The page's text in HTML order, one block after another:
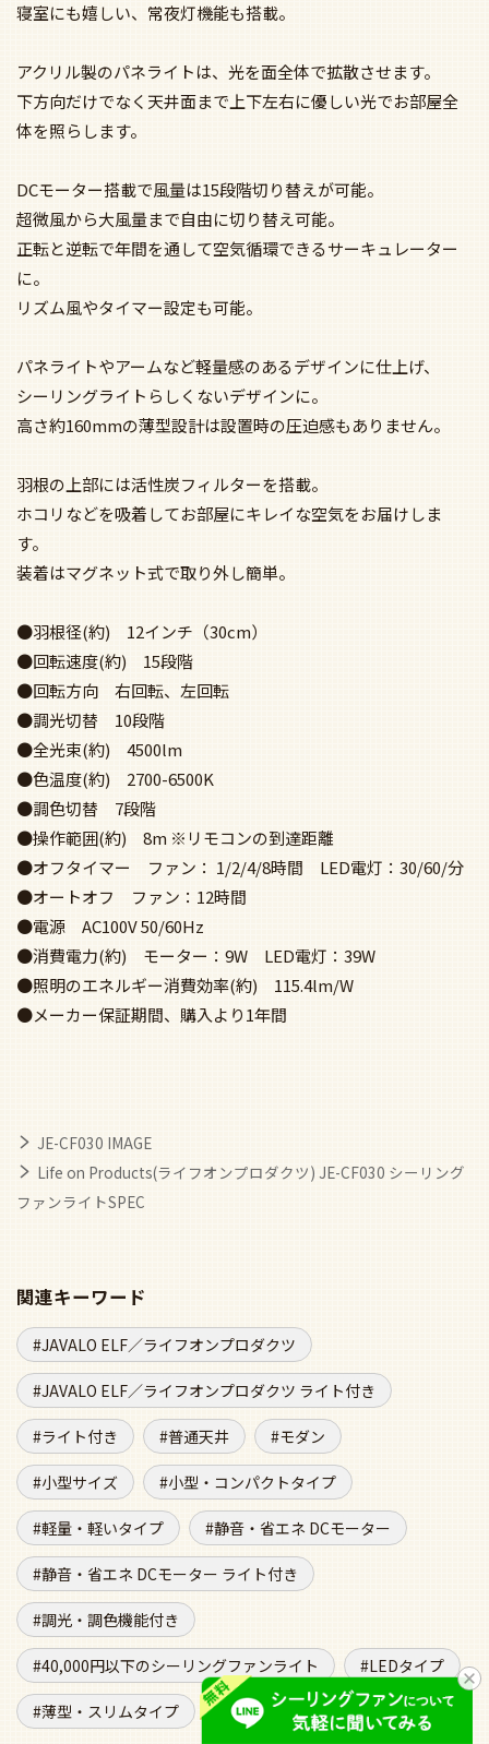
寝室にも嬉しい、常夜灯機能も搭載。
アクリル製のパネライトは、光を面全体で拡散させます。
下方向だけでなく天井面まで上下左右に優しい光でお部屋全
体を照らします。
DCモーター搭載で風量は15段階切り替えが可能。
超微風から大風量まで自由に切り替え可能。
正転と逆転で年間を通して空気循環できるサーキュレーター
に。
リズム風やタイマー設定も可能。
パネライトやアームなど軽量感のあるデザインに仕上げ、
シーリングライトらしくないデザインに。
高さ約160mmの薄型設計は設置時の圧迫感もありません。
羽根の上部には活性炭フィルターを搭載。
ホコリなどを吸着してお部屋にキレイな空気をお届けしま
す。
装着はマグネット式で取り外し簡単。
●羽根径(約) 12インチ（30cm）
●回転速度(約) 15段階
●回転方向 右回転、左回転
●調光切替 10段階
●全光束(約) 4500lm
●色温度(約) 2700-6500K
●調色切替 7段階
●操作範囲(約) 8m ※リモコンの到達距離
●オフタイマー ファン： 1/2/4/8時間 LED電灯：30/60/分
●オートオフ ファン：12時間
●電源 AC100V 50/60Hz
●消費電力(約) モーター：9W LED電灯：39W
●照明のエネルギー消費効率(約) 115.4lm/W
●メーカー保証期間、購入より1年間
JE-CF030 IMAGE
Life on Products(ライフオンプロダクツ) JE-CF030 シーリング
ファンライトSPEC
関連キーワード
JAVALO ELF／ライフオンプロダクツ
JAVALO ELF／ライフオンプロダクツ ライト付き
ライト付き 普通天井 モダン
小型サイズ 小型・コンパクトタイプ
軽量・軽いタイプ 静音・省エネ DCモーター
静音・省エネ DCモーター ライト付き
調光・調色機能付き
40,000円以下のシーリングファンライト LEDタイプ
薄型・スリムタイプ